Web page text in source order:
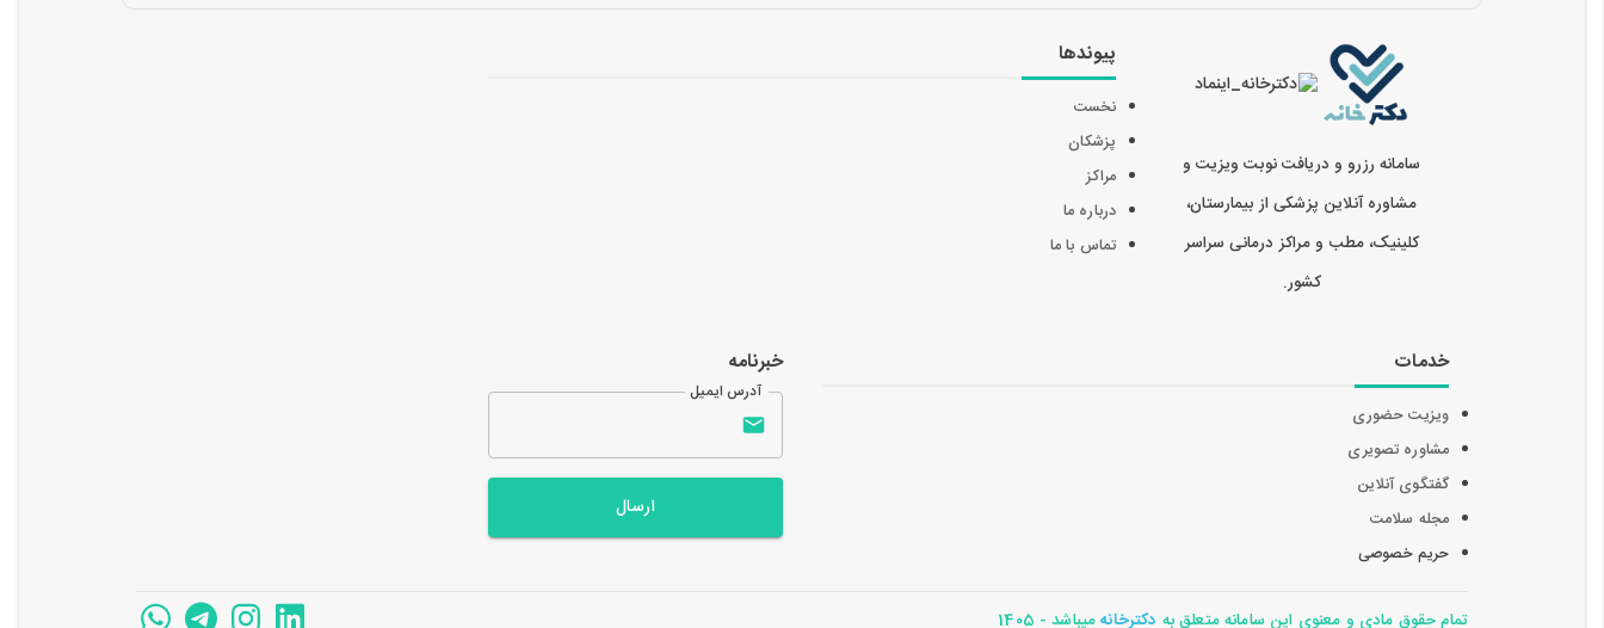
سامانه رزرو و دریافت نوبت ویزیت و
مشاوره آنلاین پزشکی از بیمارستان،
کلینیک، مطب و مراکز درمانی سراسر
کشور.
پیوندها
نخست
پزشکان
مراکز
درباره ما
تماس با ما
خدمات
ویزیت حضوری
مشاوره تصویری
گفتگوی آنلاین
مجله سلامت
حریم خصوصی
خبرنامه
آدرس ایمیل
ارسال
تمام حقوق مادی و معنوی این سامانه متعلق به دکترخانهمیباشد - 1405